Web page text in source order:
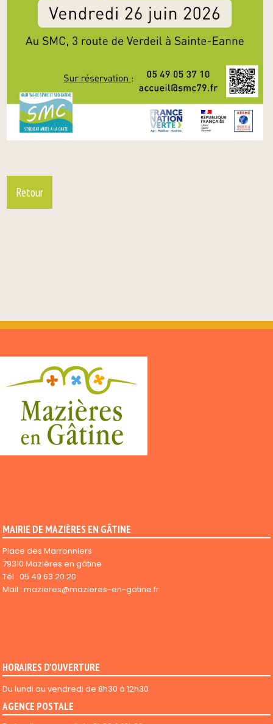
Retour
MAIRIE DE MAZIÈRES EN GÂTINE
Place des Marronniers
79310 Mazières en gâtine
Tél : 05 49 63 20 20
Mail : mazieres@mazieres-en-gatine.fr
HORAIRES D'OUVERTURE
Du lundi au vendredi de 8h30 à 12h30
AGENCE POSTALE